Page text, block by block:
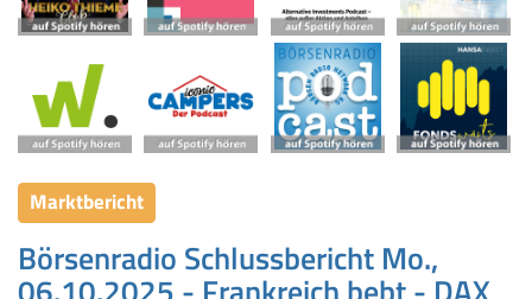
Marktbericht
Börsenradio Schlussbericht Mo.,